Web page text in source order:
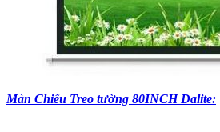
Màn Chiếu Treo tường 80INCH Dalite: